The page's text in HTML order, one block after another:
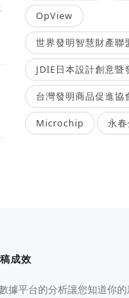
OpView
世界發明智慧財產聯
JDIE日本設計創意暨
台灣發明商品促進協
Microchip 永
成效
據平台的分析讓您知道你